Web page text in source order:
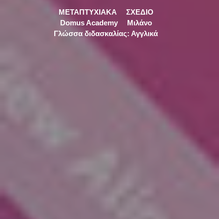
ΜΕΤΑΠΤΥΧΙΑΚΑ
ΣΧΕΔΙΟ
Domus Academy
Μιλάνο
Γλώσσα διδασκαλίας: Αγγλικά